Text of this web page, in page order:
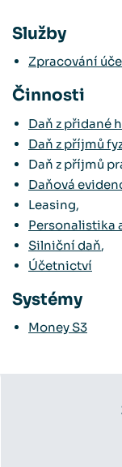
Služby
Zpracování
Činnosti
Daň z přidané
Daň z příjmů
Daň z příjmů
Daňová
Leasing,
Personalistika
Silniční daň,
Účetnictví
Systémy
Money S3